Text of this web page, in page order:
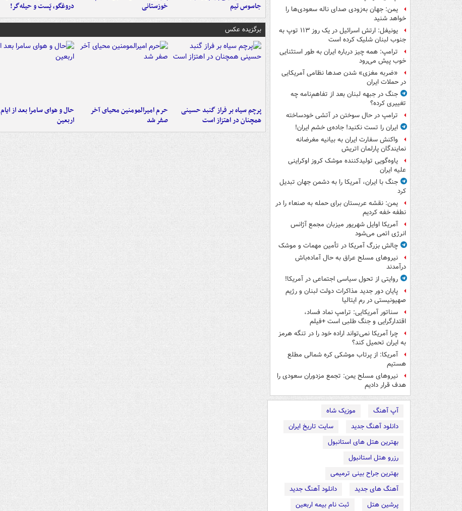
یمن: جهان به‌زودی صدای ناله سعودی‌ها را
خواهد شنید
یونیفل: ارتش اسرائیل در یک روز ۱۱۳ توپ به
جنوب لبنان شلیک کرده است
ترامپ: همه چیز درباره ایران به طور استثنایی
خوب پیش می‌رود
«ضربه مغزی» شدن صدها نظامی آمریکایی
در حملات ایران
جنگ در جبهه لبنان بعد از تفاهم‌نامه چه
تغییری کرده؟
ترامپ در حال سوختن در آتشی خودساخته
ایران را تست نکنید! جاده‌ی خشم ایران!
واکنش سفارت ایران به بیانیه مغرضانه
نمایندگان پارلمان اتریش
یاوه‌گویی تولیدکننده موشک کروز اوکراینی
علیه ایران
جنگ با ایران، آمریکا را به دشمن جهان تبدیل
کرد
یمن: نقشه عربستان برای حمله به صنعاء را در
نطفه خفه کردیم
آمریکا اوایل شهریور میزبان مجمع آژانس
انرژی اتمی می‌شود
چالش بزرگ آمریکا در تأمین مهمات و موشک
نیروهای مسلح عراق به حال آماده‌باش
درآمدند
روایتی از تحول سیاسی اجتماعی در آمریکا!
پایان دور جدید مذاکرات دولت لبنان و رژیم
صهیونیستی در رم ایتالیا
سناتور آمریکایی: ترامپ نماد فساد،
اقتدارگرایی و جنگ طلبی است +فیلم
چرا آمریکا نمی‌تواند اراده خود را در تنگه هرمز
به ایران تحمیل کند؟
آمریکا: از پرتاب موشکی کره شمالی مطلع
هستیم
نیروهای مسلح یمن: تجمع مزدوران سعودی را
هدف قرار دادیم
آپ آهنگ
موزیک شاه
دانلود آهنگ جدید
سایت تاریخ ایران
بهترین هتل های استانبول
رزرو هتل استانبول
بهترین جراح بینی ترمیمی
آهنگ های جدید
دانلود آهنگ جدید
پرشین هتل
ثبت نام بیمه اربعین
جاسوس تیم
خوزستانی
دروغگو، پَست‌ و حیله‌گر!
برگزیده عکس
پرچم سیاه بر فراز گنبد حسینی
همچنان در اهتزاز است
حرم امیرالمومنین محیای آخر
صفر شد
حال و هوای سامرا بعد از ایام
اربعین